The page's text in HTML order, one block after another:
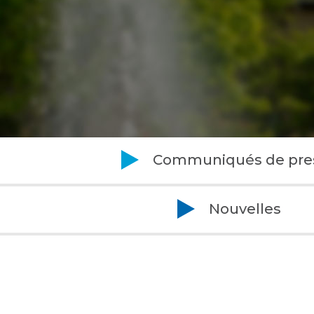
Communiqués de
Nouvelles